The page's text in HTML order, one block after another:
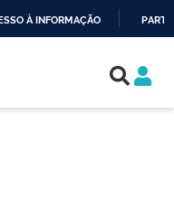
À INFORMAÇÃO